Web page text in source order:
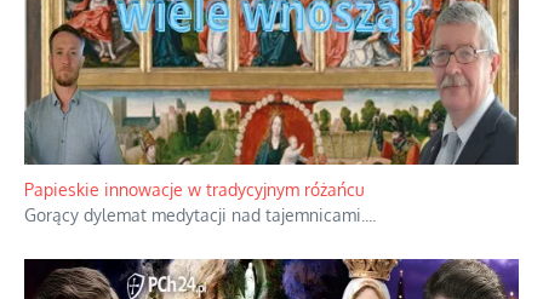
Kamienie i siekiery przeciw czołgom
Gorzka analityka decyzji warszawskich dowódców.